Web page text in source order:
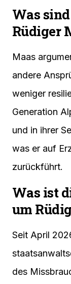
Was
Rüdiger
Maas
andere
weniger
Generation
und in ihrer
was er auf
zurückführt.
Was ist
um
Seit April
des